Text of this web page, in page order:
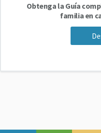
Obtenga la Guía
familia en